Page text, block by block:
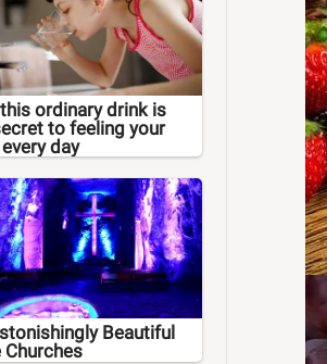
ordinary drink is
to feeling your
day
Beautiful
Churches